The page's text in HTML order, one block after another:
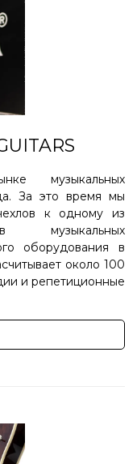
музыкальных
За это время мы
к одному из
музыкальных
оборудования в
около 100
и репетиционные